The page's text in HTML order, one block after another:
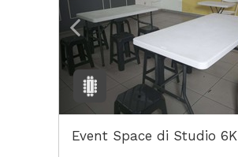
Event Space di Studio 6K